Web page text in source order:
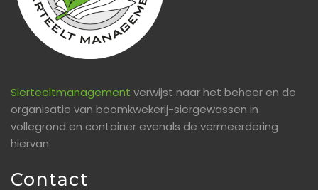
Sierteeltmanagement verwijst naar het beheer en de
organisatie van boomkwekerij-siergewassen in
vollegrond en container evenals de vermeerdering
hiervan.
Contact